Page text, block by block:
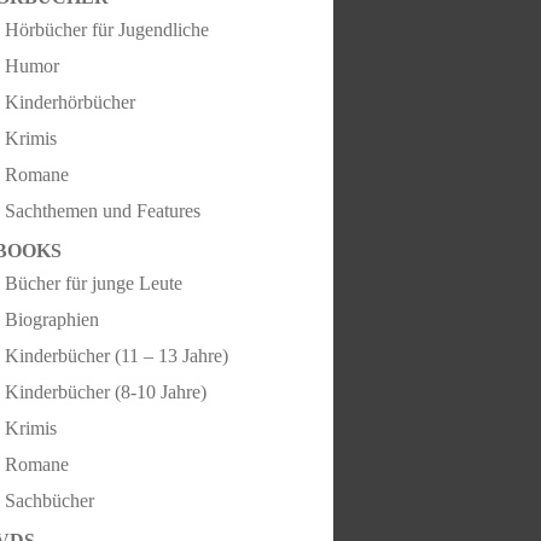
Hörbücher für Jugendliche
Humor
Kinderhörbücher
Krimis
Romane
Sachthemen und Features
Bücher für junge Leute
Biographien
Kinderbücher (11 – 13 Jahre)
Kinderbücher (8-10 Jahre)
Krimis
Romane
Sachbücher